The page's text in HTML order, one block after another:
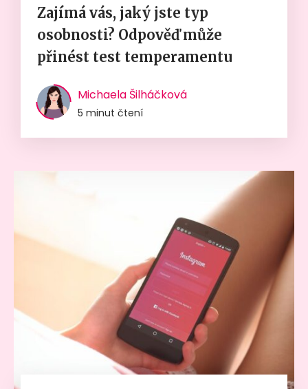
Zajímá vás, jaký jste typ
osobnosti? Odpověď může
přinést test temperamentu
Michaela Šilháčková
5 minut čtení